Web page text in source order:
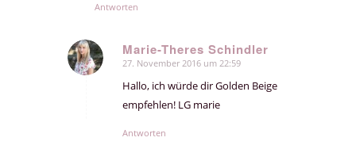
Antworten
Marie-Theres Schindler
sagte:
27. November 2016 um 22:59
Hallo, ich würde dir Golden Beige
empfehlen! LG marie
Antworten